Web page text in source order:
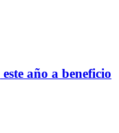
año a beneficio